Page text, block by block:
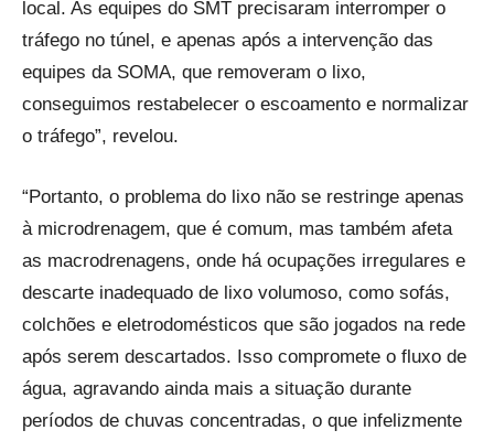
local. As equipes do SMT precisaram interromper o
tráfego no túnel, e apenas após a intervenção das
equipes da SOMA, que removeram o lixo,
conseguimos restabelecer o escoamento e normalizar
o tráfego”, revelou.
“Portanto, o problema do lixo não se restringe apenas
à microdrenagem, que é comum, mas também afeta
as macrodrenagens, onde há ocupações irregulares e
descarte inadequado de lixo volumoso, como sofás,
colchões e eletrodomésticos que são jogados na rede
após serem descartados. Isso compromete o fluxo de
água, agravando ainda mais a situação durante
períodos de chuvas concentradas, o que infelizmente